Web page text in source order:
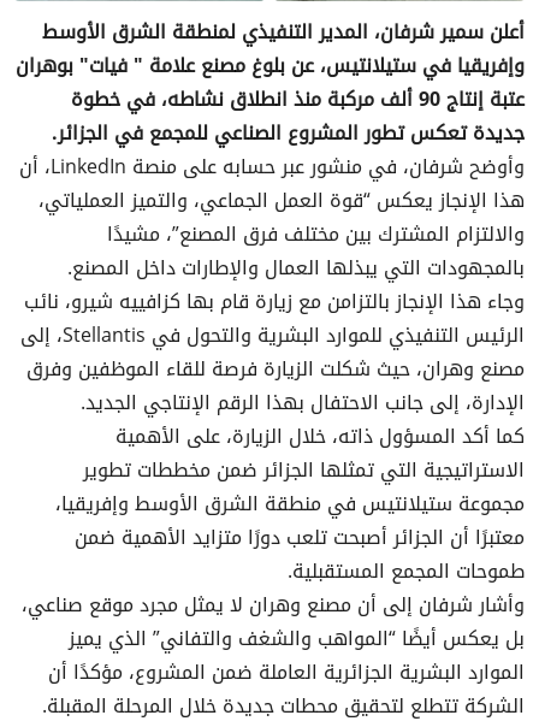
أعلن سمير شرفان، المدير التنفيذي لمنطقة الشرق الأوسط
وإفريقيا في ستيلانتيس، عن بلوغ مصنع علامة " فيات" بوهران
عتبة إنتاج 90 ألف مركبة منذ انطلاق نشاطه، في خطوة
جديدة تعكس تطور المشروع الصناعي للمجمع في الجزائر.
وأوضح شرفان، في منشور عبر حسابه على منصة LinkedIn، أن
هذا الإنجاز يعكس “قوة العمل الجماعي، والتميز العملياتي،
والالتزام المشترك بين مختلف فرق المصنع”، مشيدًا
بالمجهودات التي يبذلها العمال والإطارات داخل المصنع.
وجاء هذا الإنجاز بالتزامن مع زيارة قام بها كزافييه شيرو، نائب
الرئيس التنفيذي للموارد البشرية والتحول في Stellantis، إلى
مصنع وهران، حيث شكلت الزيارة فرصة للقاء الموظفين وفرق
الإدارة، إلى جانب الاحتفال بهذا الرقم الإنتاجي الجديد.
كما أكد المسؤول ذاته، خلال الزيارة، على الأهمية
الاستراتيجية التي تمثلها الجزائر ضمن مخططات تطوير
مجموعة ستيلانتيس في منطقة الشرق الأوسط وإفريقيا،
معتبرًا أن الجزائر أصبحت تلعب دورًا متزايد الأهمية ضمن
طموحات المجمع المستقبلية.
وأشار شرفان إلى أن مصنع وهران لا يمثل مجرد موقع صناعي،
بل يعكس أيضًا “المواهب والشغف والتفاني” الذي يميز
الموارد البشرية الجزائرية العاملة ضمن المشروع، مؤكدًا أن
الشركة تتطلع لتحقيق محطات جديدة خلال المرحلة المقبلة.